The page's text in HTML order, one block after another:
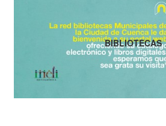
BIBLIOTECAS